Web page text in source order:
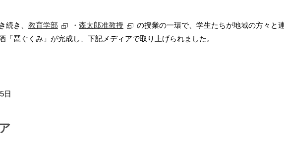
続き、 教育学部 ・ 森太郎准教授
の授業の一環で、学生たちが地域の方々と
「琶ぐくみ」が完成し、下記メディアで取り上げられました。
日